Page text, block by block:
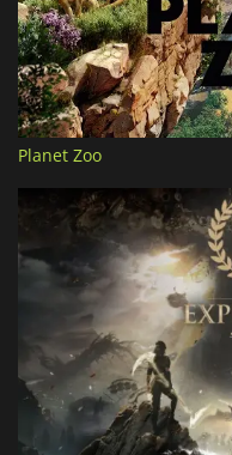
Planet Zoo